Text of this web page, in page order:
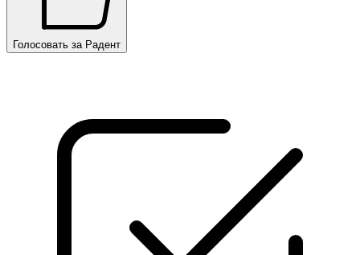
Голосовать за Радент